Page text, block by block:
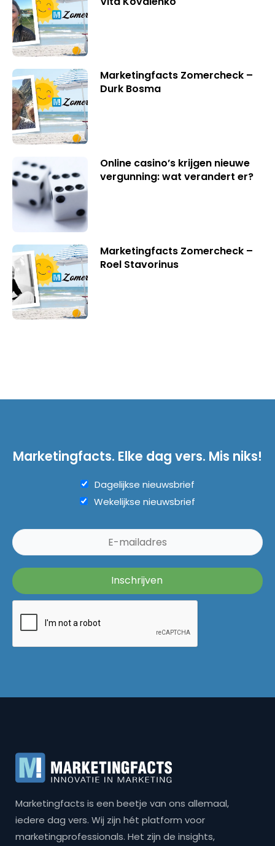
Marketingfacts Zomercheck –
Durk Bosma
Online casino’s krijgen nieuwe
vergunning: wat verandert er?
Marketingfacts Zomercheck –
Roel Stavorinus
Marketingfacts. Elke dag vers. Mis niks!
Dagelijkse nieuwsbrief
Wekelijkse nieuwsbrief
Marketingfacts is een beetje van ons allemaal,
iedere dag vers. Wij zijn hét platform voor
marketingprofessionals. Het zijn de insights,